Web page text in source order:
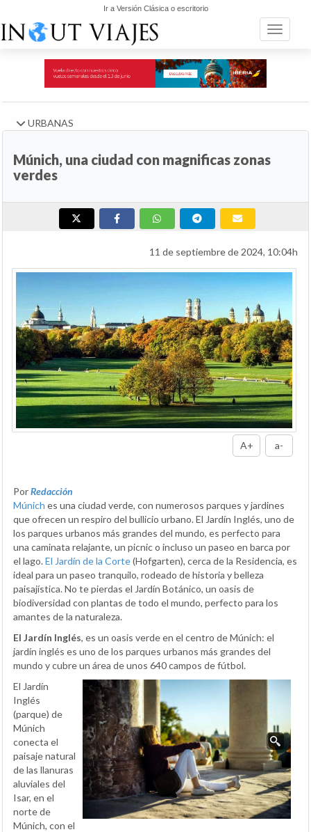
Ir a Versión Clásica o escritorio
Toggle
URBANAS
Múnich, una ciudad con magnificas zonas
verdes
11 de septiembre de 2024, 10:04h
A+ a-
PorRedacción
Múnich es una ciudad verde, con numerosos parques y jardines
que ofrecen un respiro del bullicio urbano. El Jardín Inglés, uno de
los parques urbanos más grandes del mundo, es perfecto para
una caminata relajante, un picnic o incluso un paseo en barca por
el lago.El Jardín de la Corte(Hofgarten), cerca de la Residencia, es
ideal para un paseo tranquilo, rodeado de historia y belleza
paisajística. No te pierdas el Jardín Botánico, un oasis de
biodiversidad con plantas de todo el mundo, perfecto para los
amantes de la naturaleza.
El Jardín Inglés, es un oasis verde en el centro de Múnich: el
jardín inglés es uno de los parques urbanos más grandes del
mundo y cubre un área de unos 640 campos de fútbol.
El Jardín
Inglés
(parque) de
Múnich
conecta el
paisaje natural
de las llanuras
aluviales del
Isar, en el
norte de
Múnich, con el